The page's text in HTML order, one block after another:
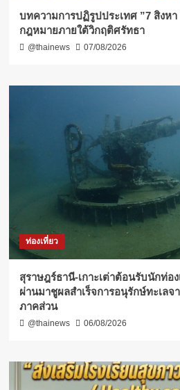
บทความการปฏิรูปประเทศ ”7 สิงห
กฎหมายภายใต้วิกฤติศรัทธา
@thainews 07/08/2026
ท่องเที่ยว
สุราษฎร์ธานี-เกาะเต่าต้อนรับนักท่อ
ผ่านมาชูผลสำเร็จการอนุรักษ์ทะเล
ภาคส่วน
@thainews 06/08/2026